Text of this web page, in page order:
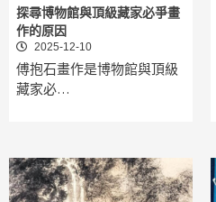
探尋博物館與頂級藏家必爭畫
作的原因
2025-12-10
傅抱石畫作是博物館與頂級
藏家必…